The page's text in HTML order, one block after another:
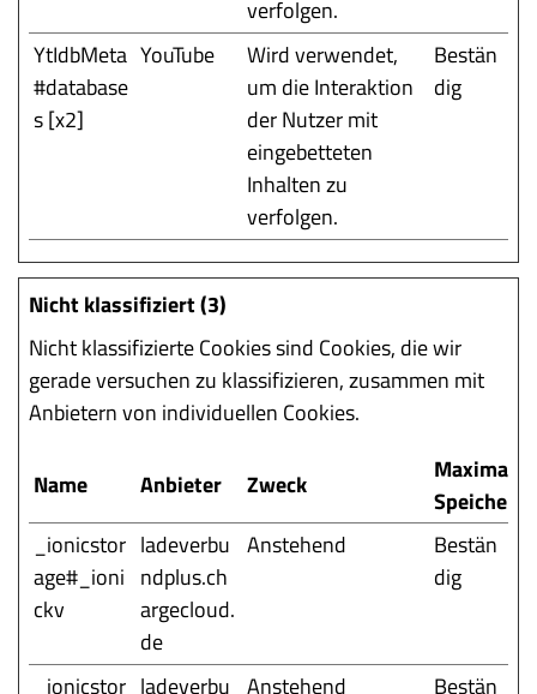
verfolgen.
YtIdbMeta
#database
s [x2]
YouTube
Wird verwendet,
um die Interaktion
der Nutzer mit
eingebetteten
Inhalten zu
verfolgen.
Bestän
dig
Nicht klassifiziert (3)
Nicht klassifizierte Cookies sind Cookies, die wir
gerade versuchen zu klassifizieren, zusammen mit
Anbietern von individuellen Cookies.
Name Anbieter Zweck
Maximale
_ionicstor
age#_ioni
ckv
ladeverbu
ndplus.ch
argecloud.
de
Anstehend
Bestän
dig
_ionicstor ladeverbu Anstehend
Bestän